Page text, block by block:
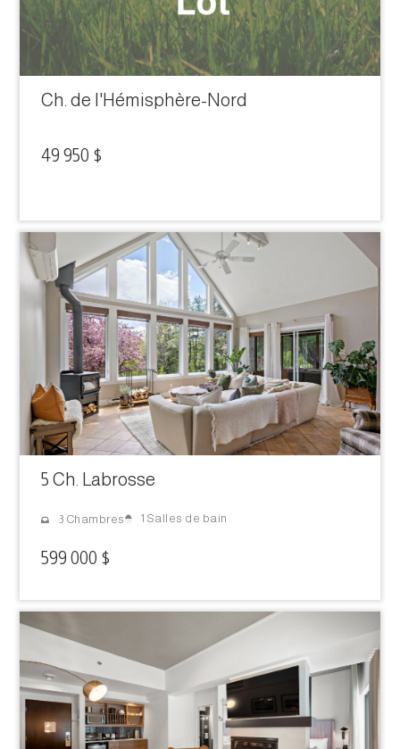
Ch. de l'Hémisphère-Nord
49 950 $
5 Ch. Labrosse
3 Chambres 1 Salles de bain
599 000 $